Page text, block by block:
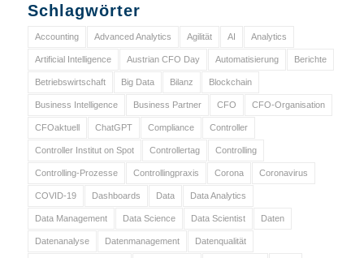
Schlagwörter
Accounting Advanced Analytics Agilität AI Analytics
Artificial Intelligence Austrian CFO Day Automatisierung Berichte
Betriebswirtschaft Big Data Bilanz Blockchain
Business Intelligence Business Partner CFO CFO-Organisation
CFOaktuell ChatGPT Compliance Controller
Controller Institut on Spot Controllertag Controlling
Controlling-Prozesse Controllingpraxis Corona Coronavirus
COVID-19 Dashboards Data Data Analytics
Data Management Data Science Data Scientist Daten
Datenanalyse Datenmanagement Datenqualität